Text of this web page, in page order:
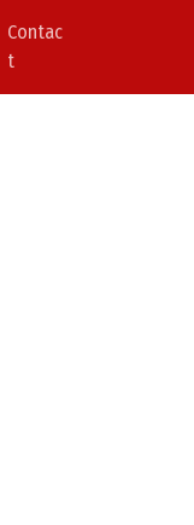
Contac
t